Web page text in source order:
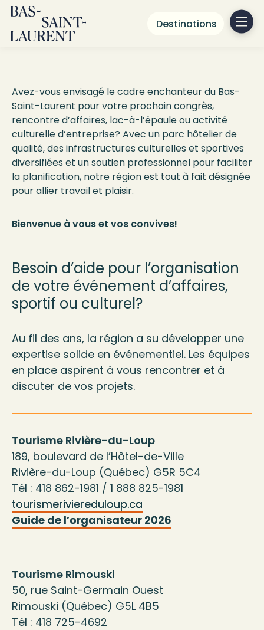
Destinations
La région
idéale pour organiser
vos événements
Avez-vous envisagé le cadre enchanteur du Bas-
Saint-Laurent pour votre prochain congrès,
rencontre d’affaires, lac-à-l’épaule ou activité
culturelle d’entreprise? Avec un parc hôtelier de
qualité, des infrastructures culturelles et sportives
diversifiées et un soutien professionnel pour faciliter
la planification, notre région est tout à fait désignée
pour allier travail et plaisir.
Bienvenue à vous et vos convives!
Besoin d’aide pour l’organisation
de votre événement d’affaires,
sportif ou culturel?
Au fil des ans, la région a su développer une
expertise solide en événementiel. Les équipes
en place aspirent à vous rencontrer et à
discuter de vos projets.
Tourisme Rivière-du-Loup
189, boulevard de l’Hôtel-de-Ville
Rivière-du-Loup (Québec) G5R 5C4
Tél : 418 862-1981 / 1 888 825-1981
tourismeriviereduloup.ca
Guide de l’organisateur 2026
Tourisme Rimouski
50, rue Saint-Germain Ouest
Rimouski (Québec) G5L 4B5
Tél : 418 725-4692